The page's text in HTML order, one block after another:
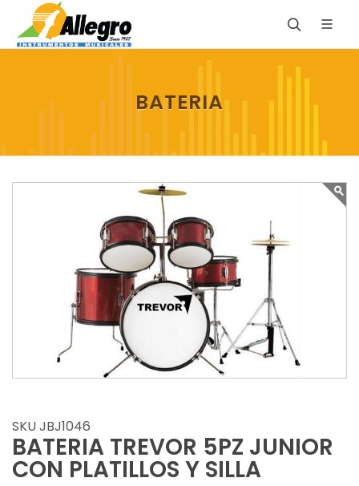
BATERIA
SKU JBJ1046
BATERIA TREVOR 5PZ JUNIOR
CON PLATILLOS Y SILLA